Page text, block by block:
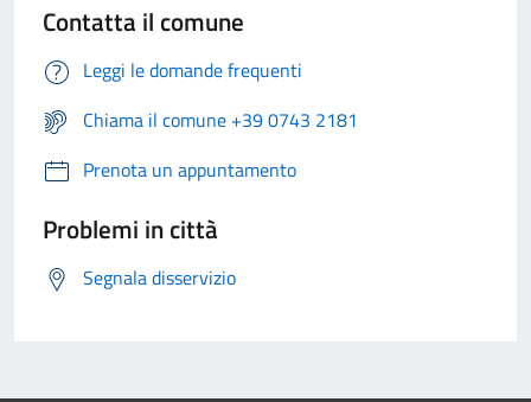
Contatta il comune
Leggi le domande frequenti
Chiama il comune +39 0743 2181
Prenota un appuntamento
Problemi in città
Segnala disservizio